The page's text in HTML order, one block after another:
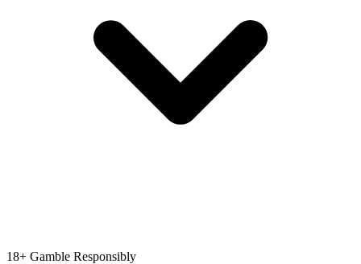
18+ Gamble Responsibly